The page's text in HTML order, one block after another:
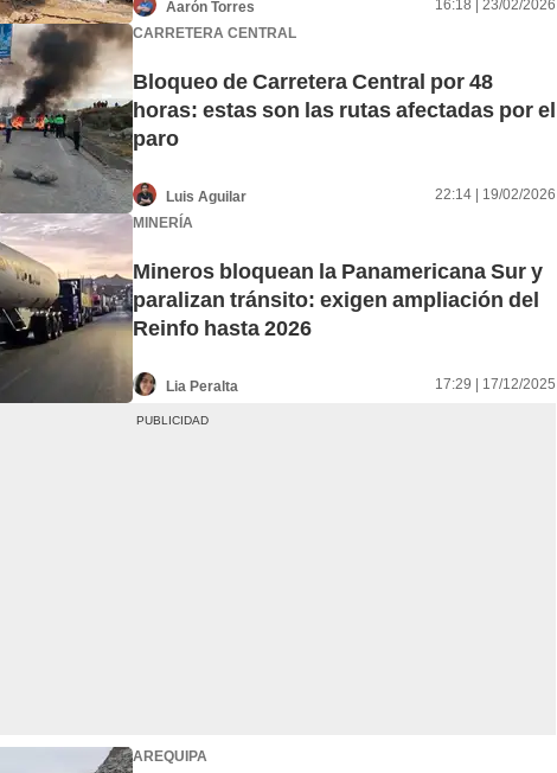
Aarón Torres
16:18 | 23/02/2026
CARRETERA CENTRAL
Bloqueo de Carretera Central por 48
horas: estas son las rutas afectadas por el
paro
Luis Aguilar
22:14 | 19/02/2026
MINERÍA
Mineros bloquean la Panamericana Sur y
paralizan tránsito: exigen ampliación del
Reinfo hasta 2026
Lia Peralta 17:29 | 17/12/2025
AREQUIPA